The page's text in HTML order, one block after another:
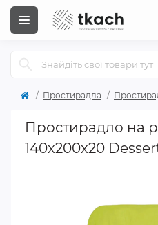
Простирадла
Простирадло на
140x200x20